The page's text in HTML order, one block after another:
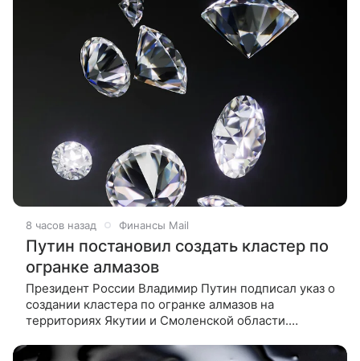
8 часов назад Финансы Mail
Путин постановил создать кластер по
огранке алмазов
Президент России Владимир Путин подписал указ о
создании кластера по огранке алмазов на
территориях Якутии и Смоленской области.
правовой информации. «В целях